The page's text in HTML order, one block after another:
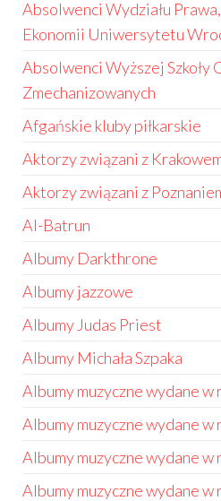
Absolwenci Wydziału
Ekonomii Uniwersytetu
Absolwenci Wyższej Szkoły
Zmechanizowanych
Afgańskie kluby piłkarskie
Aktorzy związani z
Aktorzy związani z
Al-Batrun
Albumy Darkthrone
Albumy jazzowe
Albumy Judas Priest
Albumy Michała Szpaka
Albumy muzyczne wydane w
Albumy muzyczne wydane w
Albumy muzyczne wydane w
Albumy muzyczne wydane w